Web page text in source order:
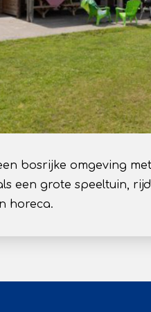
bosrijke omgeving
een grote speeltuin,
horeca.